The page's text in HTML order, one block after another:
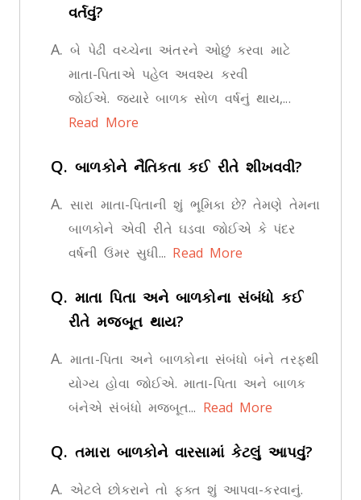
વર્તવું?
A.બે પેઢી વચ્ચેના અંતરને ઓછું કરવા માટે
માતા-પિતાએ પહેલ અવશ્ય કરવી
જોઈએ. જ્યારે બાળક સોળ વર્ષનું થાય,...
Read More
Q.બાળકોને નૈતિકતા કઈ રીતે શીખવવી?
A.સારા માતા-પિતાની શું ભૂમિકા છે? તેમણે તેમના
બાળકોને એવી રીતે ઘડવા જોઈએ કે પંદર
વર્ષની ઉંમર સુધી... Read More
Q.માતા પિતા અને બાળકોના સંબંધો કઈ
રીતે મજબૂત થાય?
A.માતા-પિતા અને બાળકોના સંબંધો બંને તરફથી
યોગ્ય હોવા જોઈએ. માતા-પિતા અને બાળક
બંનેએ સંબંધો મજબૂત... Read More
Q.તમારા બાળકોને વારસામાં કેટલું આપવું?
A. એટલે છોકરાને તો ફક્ત શું આપવા-કરવાનું.